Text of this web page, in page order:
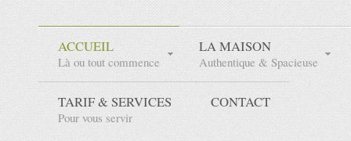
ACCUEIL
Là ou tout commence
LA MAISON
Authentique & Spacieuse
TARIF & SERVICES
Pour vous servir
CONTACT